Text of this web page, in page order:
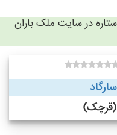
در سایت ملک باران
(قرچک)